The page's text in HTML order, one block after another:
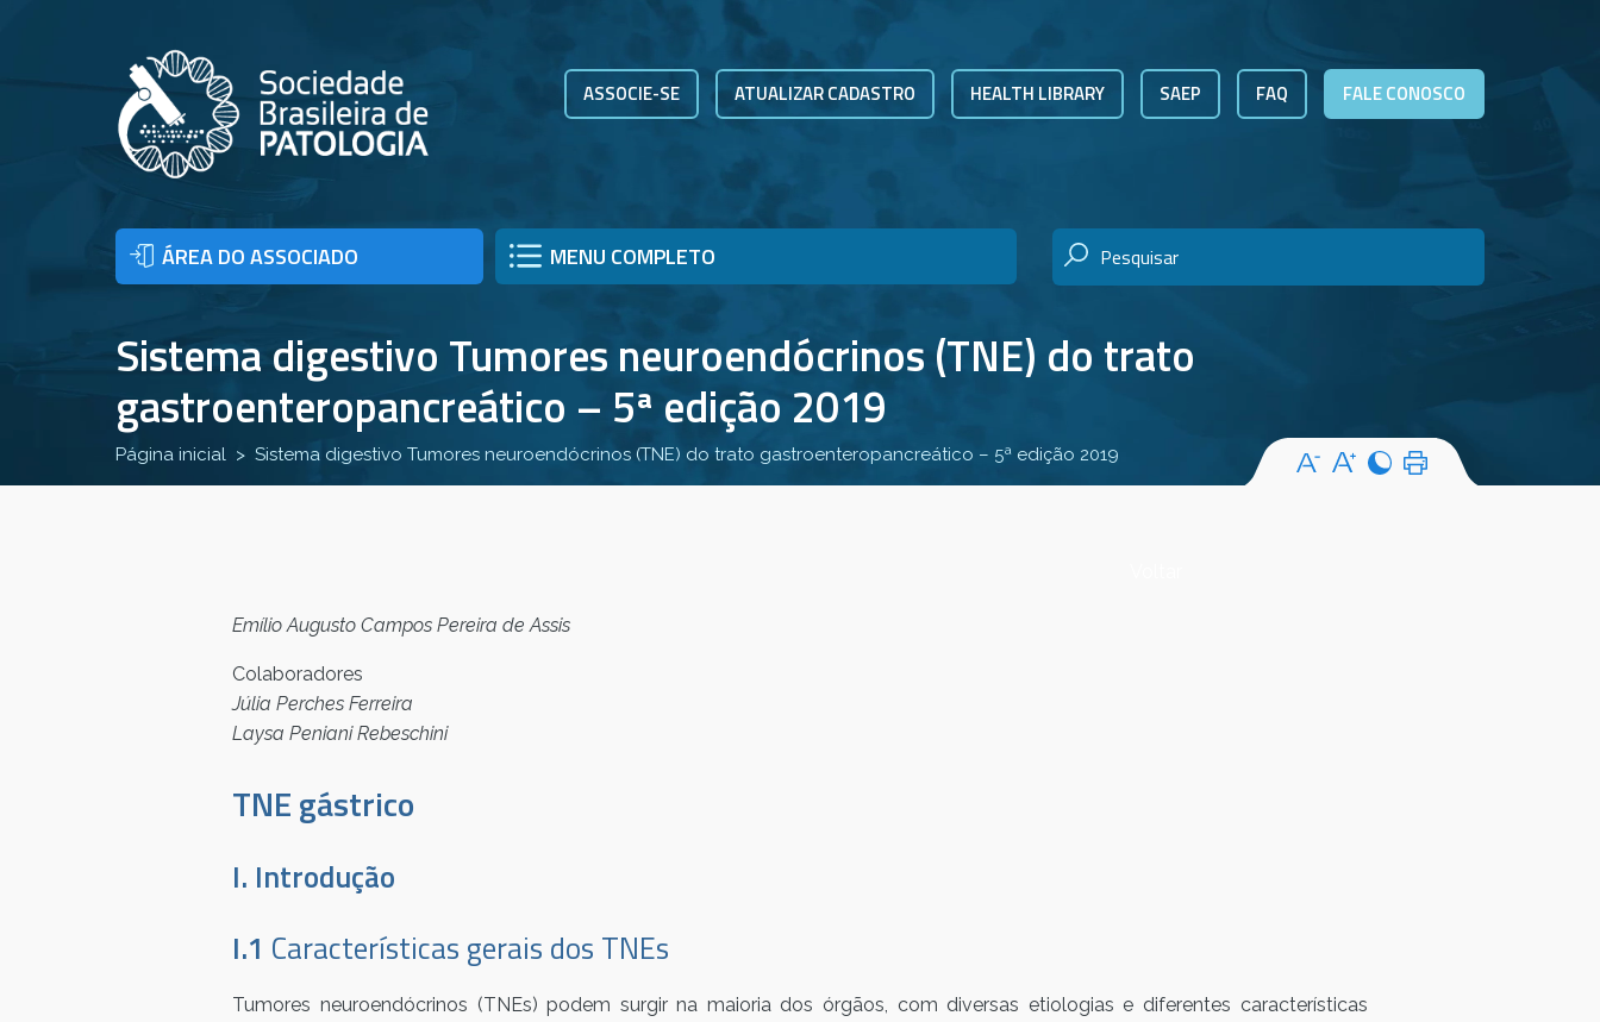
ASSOCIE-SE ATUALIZAR CADASTRO HEALTH LIBRARY SAEP FAQ FALE CONOSCO
ÁREA DO ASSOCIADO MENU COMPLETO
Sistema digestivo Tumores neuroendócrinos (TNE) do trato
gastroenteropancreático – 5ª edição 2019
Página inicial Sistema digestivo Tumores neuroendócrinos (TNE) do trato gastroenteropancreático – 5ª edição 2019
Emílio Augusto Campos Pereira de Assis
Colaboradores
Júlia Perches Ferreira
Laysa Peniani Rebeschini
TNE gástrico
I. Introdução
I.1 Características gerais dos TNEs
Tumores neuroendócrinos (TNEs) podem surgir na maioria dos órgãos, com diversas etiologias e diferentes características